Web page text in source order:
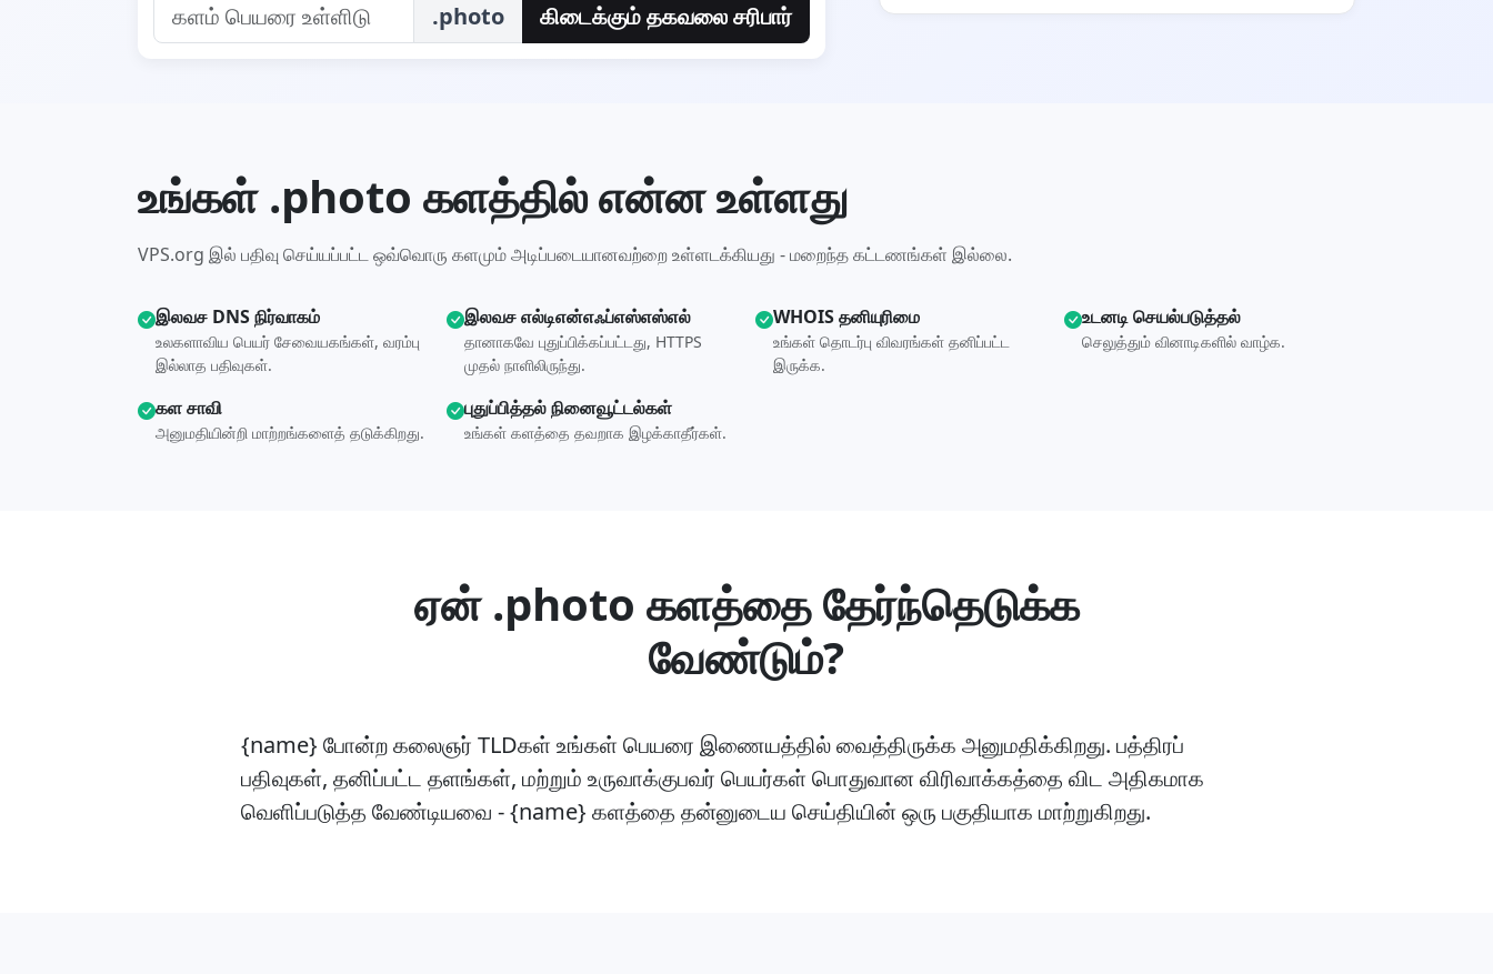
.photo கிடைக்கும் தகவலை சரிபார்
உங்கள் .photo களத்தில் என்ன உள்ளது
VPS.org இல் பதிவு செய்யப்பட்ட ஒவ்வொரு களமும் அடிப்படையானவற்றை உள்ளடக்கியது - மறைந்த கட்டணங்கள் இல்லை.
இலவச DNS நிர்வாகம்
உலகளாவிய பெயர் சேவையகங்கள், வரம்பு
இல்லாத பதிவுகள்.
இலவச எல்டிஎன்எஃப்எஸ்எஸ்எல்
தானாகவே புதுப்பிக்கப்பட்டது, HTTPS
முதல் நாளிலிருந்து.
WHOIS தனியுரிமை
உங்கள் தொடர்பு விவரங்கள் தனிப்பட்ட
இருக்க.
உடனடி செயல்படுத்தல்
செலுத்தும் வினாடிகளில் வாழ்க.
கள சாவி
அனுமதியின்றி மாற்றங்களைத் தடுக்கிறது.
புதுப்பித்தல் நினைவூட்டல்கள்
உங்கள் களத்தை தவறாக இழக்காதீர்கள்.
ஏன் .photo களத்தை தேர்ந்தெடுக்க
வேண்டும்?
{name} போன்ற கலைஞர் TLDகள் உங்கள் பெயரை இணையத்தில் வைத்திருக்க அனுமதிக்கிறது. பத்திரப்
பதிவுகள், தனிப்பட்ட தளங்கள், மற்றும் உருவாக்குபவர் பெயர்கள் பொதுவான விரிவாக்கத்தை விட அதிகமாக
வெளிப்படுத்த வேண்டியவை - {name} களத்தை தன்னுடைய செய்தியின் ஒரு பகுதியாக மாற்றுகிறது.